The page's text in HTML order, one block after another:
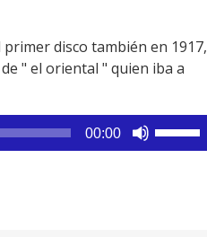
disco también en 1917,
" el oriental " quien iba a
00:00